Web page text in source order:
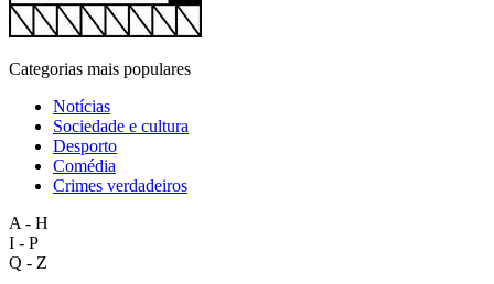
Categorias mais populares
Notícias
Sociedade e cultura
Desporto
Comédia
Crimes verdadeiros
A - H
I - P
Q - Z